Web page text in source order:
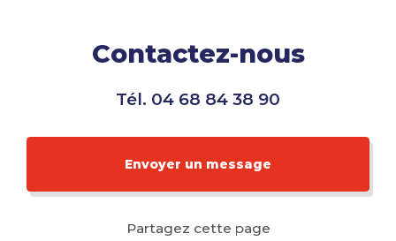
Contactez-nous
Tél. 04 68 84 38 90
Envoyer un message
Partagez cette page